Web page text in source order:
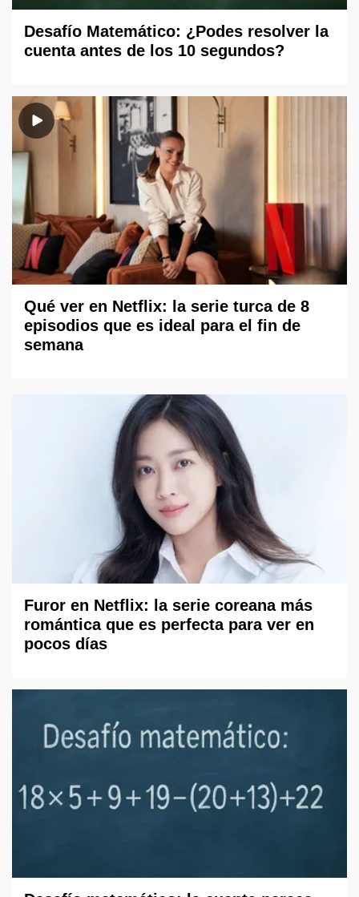
Desafío Matemático: ¿Podes resolver la
cuenta antes de los 10 segundos?
Qué ver en Netflix: la serie turca de 8
episodios que es ideal para el fin de
semana
Furor en Netflix: la serie coreana más
romántica que es perfecta para ver en
pocos días